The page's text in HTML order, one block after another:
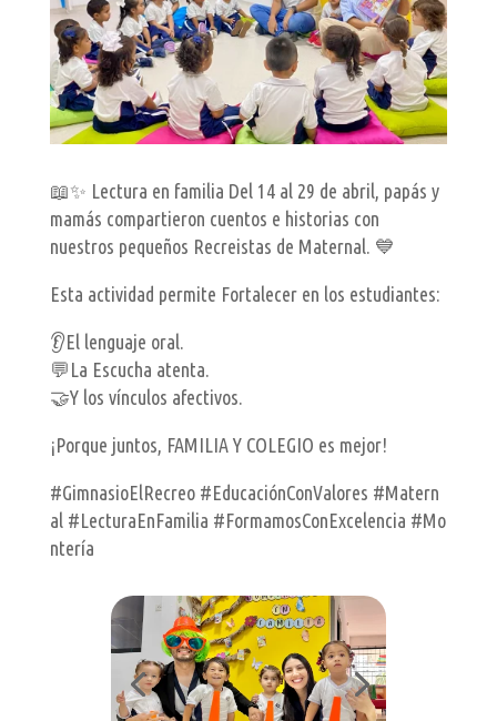
📖✨ Lectura en familia Del 14 al 29 de abril, papás y
mamás compartieron cuentos e historias con
nuestros pequeños Recreistas de Maternal. 💙
Esta actividad permite Fortalecer en los estudiantes:
👂El lenguaje oral.
💬La Escucha atenta.
🤝Y los vínculos afectivos.
¡Porque juntos, FAMILIA Y COLEGIO es mejor!
#GimnasioElRecreo #EducaciónConValores #Matern
al #LecturaEnFamilia #FormamosConExcelencia #Mo
ntería